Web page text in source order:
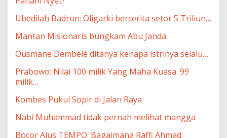
Ubedilah Badrun: Oligarki bercerita setor 5 Triliun…
Mantan Misionaris bungkam Abu Janda
Ousmane Dembélé ditanya kenapa istrinya selalu…
Prabowo: Nilai 100 milik Yang Maha Kuasa. 99
milik…
Kombes Pukul Sopir di Jalan Raya
Nabi Muhammad tidak pernah melihat mangga
Bocor Alus TEMPO: Bagaimana Raffi Ahmad